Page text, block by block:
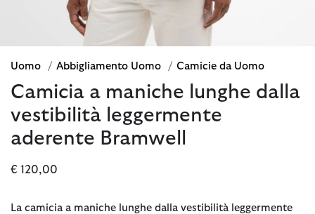
Uomo / Abbigliamento Uomo / Camicie da Uomo
Camicia a maniche lunghe dalla
vestibilità leggermente
aderente Bramwell
€ 120,00
La camicia a maniche lunghe dalla vestibilità leggermente